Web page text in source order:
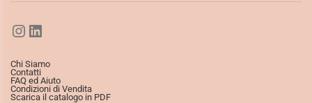
Chi Siamo
Contatti
FAQ ed Aiuto
Condizioni di Vendita
Scarica il catalogo in PDF